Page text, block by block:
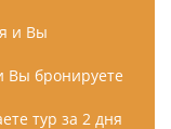
Вы бронируете